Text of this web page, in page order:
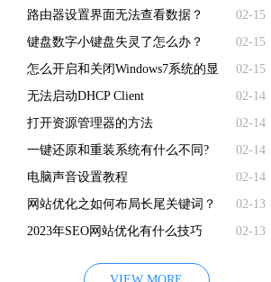
02-15
路由器设置界面无法查看数据？
02-15
键盘数字小键盘失灵了怎么办？
02-15
怎么开启和关闭Windows7系统的显
卡硬件加速功能
02-14
无法启动DHCP Client
02-14
打开资源管理器的方法
02-14
一键还原和重装系统有什么不同?
02-14
电脑声音设置教程
02-13
网站优化之如何布局长尾关键词？
02-13
2023年SEO网站优化有什么技巧